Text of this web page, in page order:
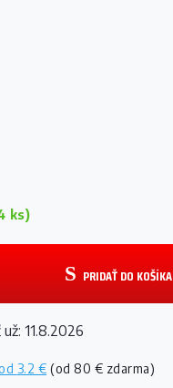
ks)
3.2 € (od 80 € zdarma)
PRIDAŤ DO KOŠÍKA
11.8.2026